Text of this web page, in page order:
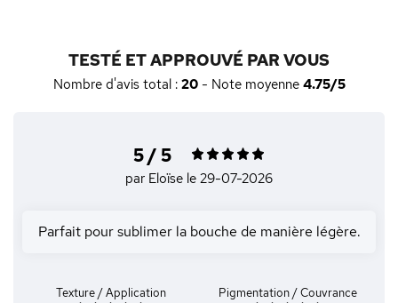
TESTÉ ET APPROUVÉ PAR VOUS
Nombre d'avis total : 20- Note moyenne 4.75/5
5 / 5
par Eloïse le 29-07-2026
Parfait pour sublimer la bouche de manière légère.
Texture / Application Pigmentation / Couvrance